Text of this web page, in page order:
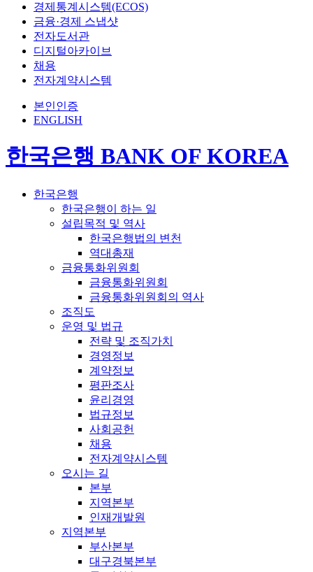
경제통계시스템(ECOS)
금융·경제 스냅샷
전자도서관
디지털아카이브
채용
전자계약시스템
본인인증
ENGLISH
한국은행 BANK OF KOREA
한국은행
한국은행이 하는 일
설립목적 및 역사
한국은행법의 변천
역대총재
금융통화위원회
금융통화위원회
금융통화위원회의 역사
조직도
운영 및 법규
전략 및 조직가치
경영정보
계약정보
평판조사
윤리경영
법규정보
사회공헌
채용
전자계약시스템
오시는 길
본부
지역본부
인재개발원
지역본부
부산본부
대구경북본부